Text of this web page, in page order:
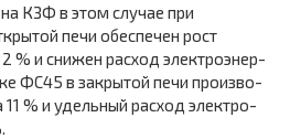
КЗФ в этом случае при
печи обеспечен рост
% и снижен расход электроэнер­
ФС45 в закрытой печи произво­
11 % и удельный расход электро­